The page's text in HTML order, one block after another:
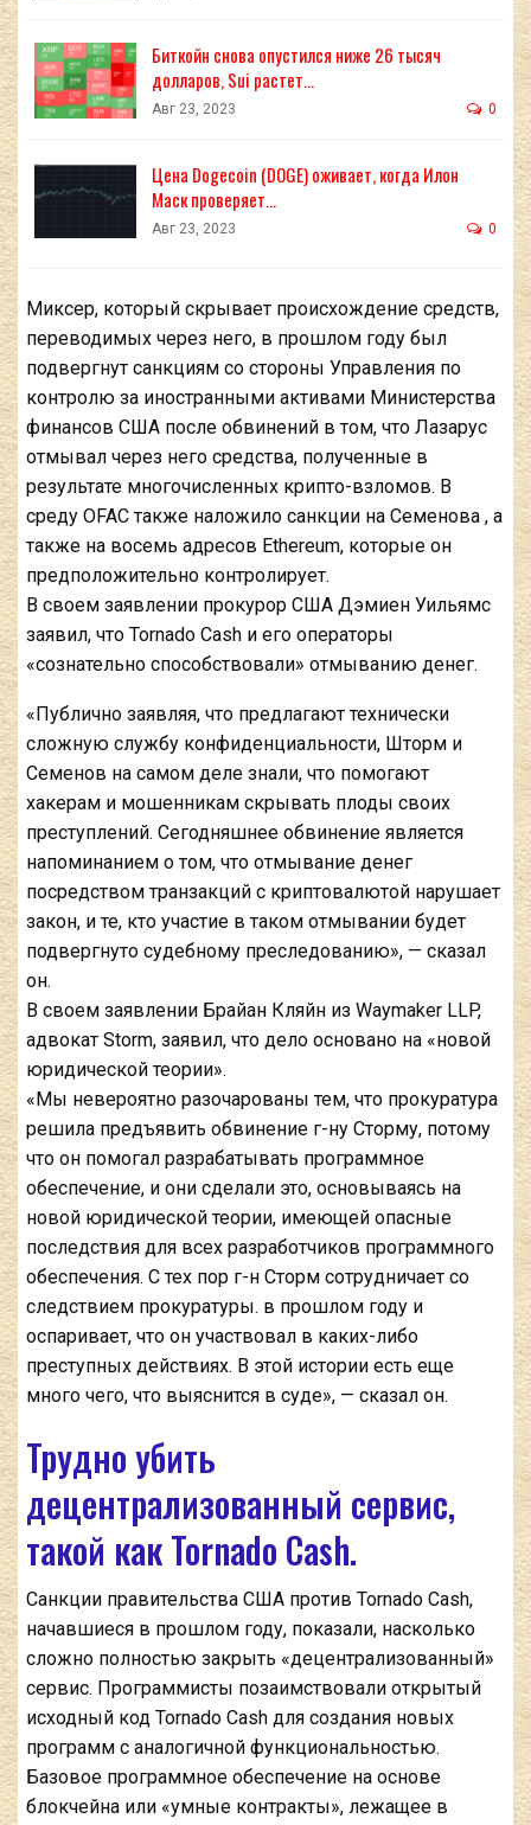
Биткойн снова опустился ниже 26 тысяч
долларов, Sui растет…
Авг 23, 2023 0
Цена Dogecoin (DOGE) оживает, когда Илон
Маск проверяет…
Авг 23, 2023 0
Миксер, который скрывает происхождение средств,
переводимых через него, в прошлом году был
подвергнут санкциям со стороны Управления по
контролю за иностранными активами Министерства
финансов США после обвинений в том, что Лазарус
отмывал через него средства, полученные в
результате многочисленных крипто-взломов. В
среду OFAC также наложило санкции на Семенова , а
также на восемь адресов Ethereum, которые он
предположительно контролирует.
В своем заявлении прокурор США Дэмиен Уильямс
заявил, что Tornado Cash и его операторы
«сознательно способствовали» отмыванию денег.
«Публично заявляя, что предлагают технически
сложную службу конфиденциальности, Шторм и
Семенов на самом деле знали, что помогают
хакерам и мошенникам скрывать плоды своих
преступлений. Сегодняшнее обвинение является
напоминанием о том, что отмывание денег
посредством транзакций с криптовалютой нарушает
закон, и те, кто участие в таком отмывании будет
подвергнуто судебному преследованию», — сказал
он.
В своем заявлении Брайан Кляйн из Waymaker LLP,
адвокат Storm, заявил, что дело основано на «новой
юридической теории».
«Мы невероятно разочарованы тем, что прокуратура
решила предъявить обвинение г-ну Сторму, потому
что он помогал разрабатывать программное
обеспечение, и они сделали это, основываясь на
новой юридической теории, имеющей опасные
последствия для всех разработчиков программного
обеспечения. С тех пор г-н Сторм сотрудничает со
следствием прокуратуры. в прошлом году и
оспаривает, что он участвовал в каких-либо
преступных действиях. В этой истории есть еще
много чего, что выяснится в суде», — сказал он.
Трудно убить
децентрализованный сервис,
такой как Tornado Cash.
Санкции правительства США против Tornado Cash,
начавшиеся в прошлом году, показали, насколько
сложно полностью закрыть «децентрализованный»
сервис. Программисты позаимствовали открытый
исходный код Tornado Cash для создания новых
программ с аналогичной функциональностью.
Базовое программное обеспечение на основе
блокчейна или «умные контракты», лежащее в